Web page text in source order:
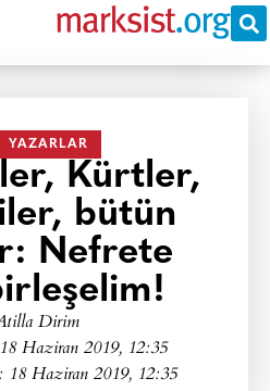
YAZARLAR
Kürtler,
bütün
Nefrete
Dirim
18 Haziran 2019, 12:35
18 Haziran 2019, 12:35